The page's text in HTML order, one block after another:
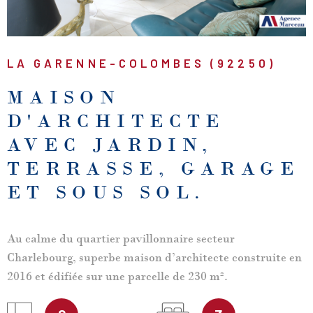
LA GARENNE-COLOMBES (92250)
MAISON
D'ARCHITECTE
AVEC JARDIN,
TERRASSE, GARAGE
ET SOUS SOL.
Au calme du quartier pavillonnaire secteur
Charlebourg, superbe maison d’architecte construite en
2016 et édifiée sur une parcelle de 230 m².
Actuellement, la maison offre déjà 140 m² habitables,